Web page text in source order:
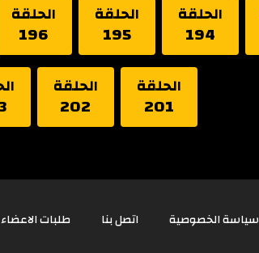
الحلقة
194
الحلقة
195
الحلقة
196
الحلقة
201
الحلقة
202
سياسة الخصوصية اتصل بنا طلبات الاعضاء